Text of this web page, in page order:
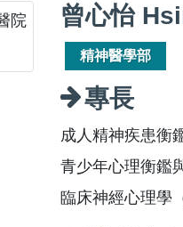
曾心怡
精神醫學部
專長
成人精神疾患衡
青少年心理衡鑑
臨床神經心理學